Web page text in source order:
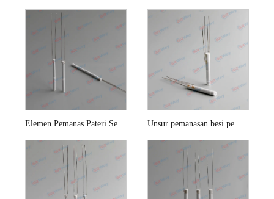
Elemen Pemanas Pateri Seramik 25w